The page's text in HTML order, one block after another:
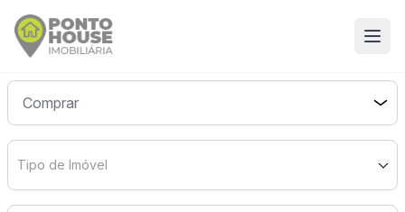
Tipo de Imóvel